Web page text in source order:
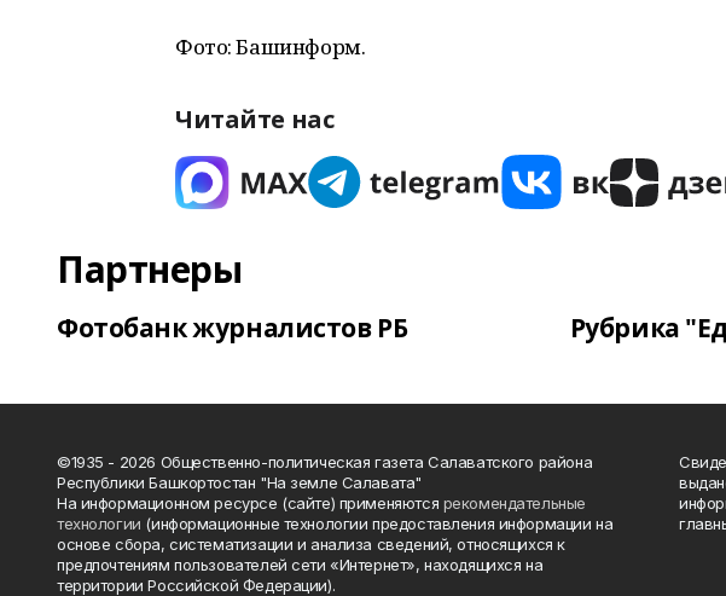
Фото: Башинформ.
Читайте нас
Партнеры
Фотобанк журналистов РБ Рубрика
©1935 - 2026 Общественно-политическая газета Салаватского района
Республики Башкортостан "На земле Салавата"
На информационном ресурсе (сайте) применяются рекомендательные
технологии (информационные технологии предоставления информации на
основе сбора, систематизации и анализа сведений, относящихся к
предпочтениям пользователей сети «Интернет», находящихся на
территории Российской Федерации).